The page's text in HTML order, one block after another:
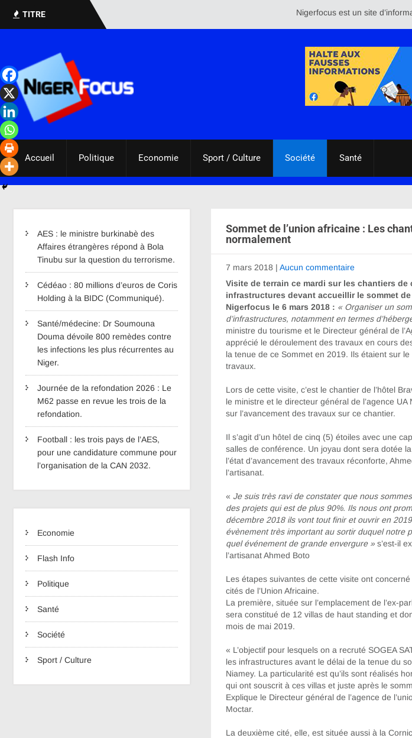
TITRE Nigerfocus est un site
Accueil Politique Economie Sport / Culture Société Santé
AES : le ministre burkinabè des
Affaires étrangères répond à Bola
Tinubu sur la question du terrorisme.
Cédéao : 80 millions d’euros de Coris
Holding à la BIDC (Communiqué).
Santé/médecine: Dr Soumouna
Douma dévoile 800 remèdes contre
les infections les plus récurrentes au
Niger.
Journée de la refondation 2026 : Le
M62 passe en revue les trois de la
refondation.
Football : les trois pays de l’AES,
pour une candidature commune pour
l’organisation de la CAN 2032.
Economie
Flash Info
Politique
Santé
Société
Sport / Culture
Sommet de l’union africaine : Les
normalement
7 mars 2018 | Aucun commentaire
Visite de terrain ce mardi sur les chantiers
infrastructures devant accueillir le sommet de
Nigerfocus le 6 mars 2018 : « Organiser un
d’infrastructures, notamment en termes
ministre du tourisme et le Directeur général de
apprécié le déroulement des travaux en cours
la tenue de ce Sommet en 2019. Ils étaient sur
travaux.
Lors de cette visite, c’est le chantier de l’hôtel
le ministre et le directeur général de l’agence
sur l’avancement des travaux sur ce chantier.
Il s’agit d’un hôtel de cinq (5) étoiles avec une
salles de conférence. Un joyau dont sera dotée
l’état d’avancement des travaux réconforte,
l’artisanat.
« Je suis très ravi de constater que nous
des projets qui est de plus 90%. Ils nous ont
décembre 2018 ils vont tout finir et ouvrir en
évènement très important au sortir duquel notre
quel événement de grande envergure » s’est-il
l’artisanat Ahmed Boto
Les étapes suivantes de cette visite ont
cités de l’Union Africaine.
La première, située sur l’emplacement de l’ex-
sera constitué de 12 villas de haut standing et
mois de mai 2019.
« L’objectif pour lesquels on a recruté SOGEA
les infrastructures avant le délai de la tenue du
Niamey. La particularité est qu’ils sont réalisés
qui ont souscrit à ces villas et juste après le
Explique le Directeur général de l’agence de
Moctar.
La deuxième cité, elle, est située aussi à la